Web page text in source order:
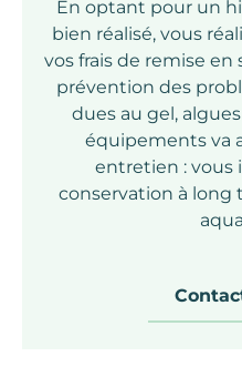
En optant pour un
bien réalisé, vous
vos frais de remise en
prévention des
dues au gel,
équipements va
entretien : vous
conservation à long